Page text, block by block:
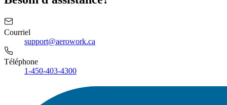
Courriel
support@aerowork.ca
Téléphone
1-450-403-4300